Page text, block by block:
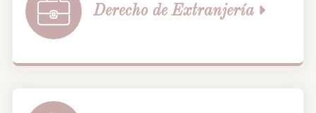
Derecho de Extranjería